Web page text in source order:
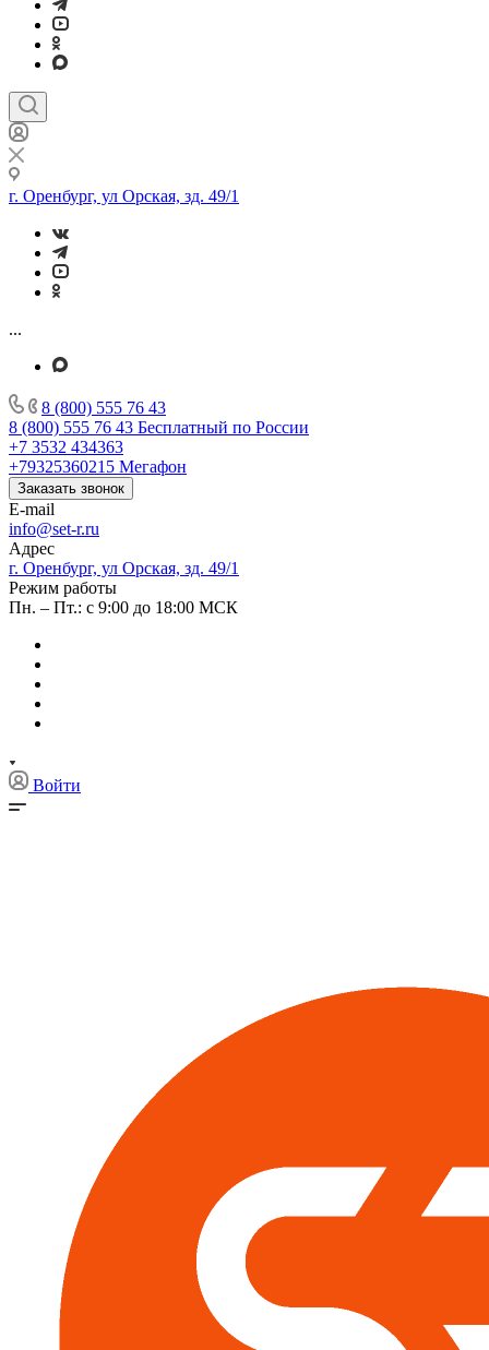
г. Оренбург, ул Орская, зд. 49/1
...
8 (800) 555 76 43
8 (800) 555 76 43 Бесплатный по России
+7 3532 434363
+79325360215 Мегафон
Заказать звонок
E-mail
info@set-r.ru
Адрес
г. Оренбург, ул Орская, зд. 49/1
Режим работы
Пн. – Пт.: с 9:00 до 18:00 МСК
Войти